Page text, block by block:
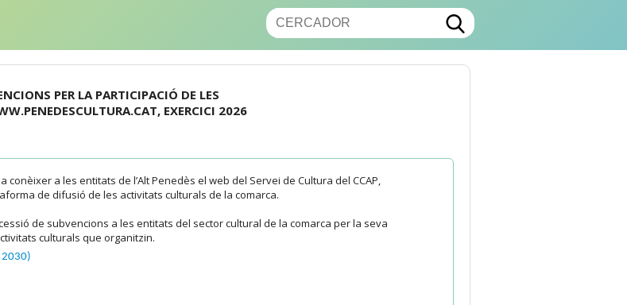
PER LA PARTICIPACIÓ DE LES
EXERCICI 2026
a les entitats de l’Alt Penedès el web del Servei de Cultura del CCAP,
de difusió de les activitats culturals de la comarca.
de subvencions a les entitats del sector cultural de la comarca per la seva
culturals que organitzin.
2030)